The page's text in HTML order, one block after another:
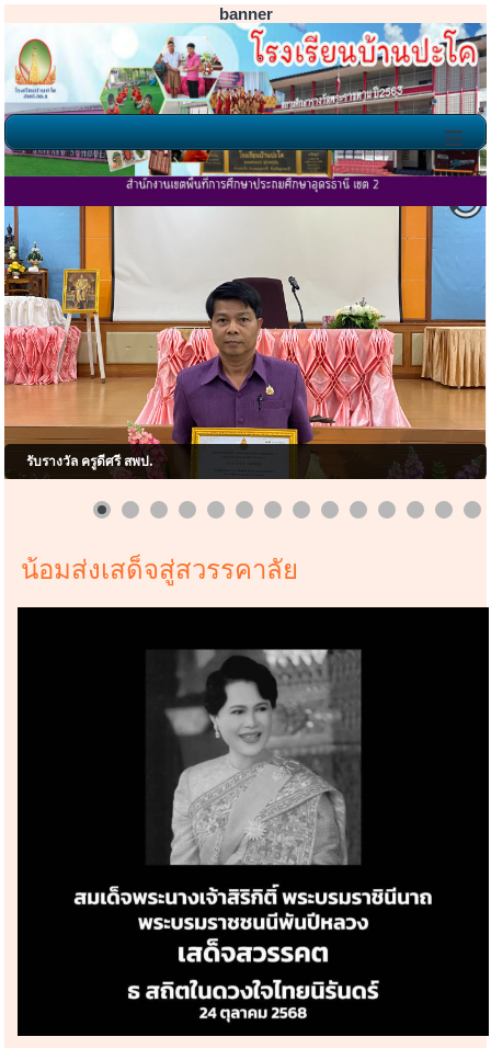
banner
≡
โรงเรียนบ้านปะโค ยินดีต้อนรับ
รับรางวัล ครูดีศรี สพป.
น้อมส่งเสด็จสู่สวรรคาลัย